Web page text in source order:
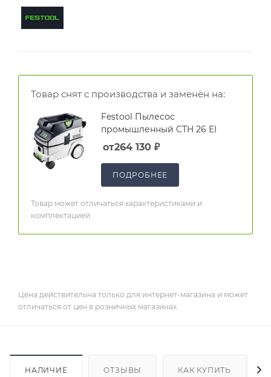
Товар снят с производства и заменён на:
Festool Пылесос
промышленный CTH 26 EI
от264 130 ₽
ПОДРОБНЕЕ
Товар может отличаться характеристиками и
комплектацией
Цена действительна только для интернет-магазина и может
отличаться от цен в розничных магазинах
НАЛИЧИЕ ОТЗЫВЫ КАК КУПИТЬ